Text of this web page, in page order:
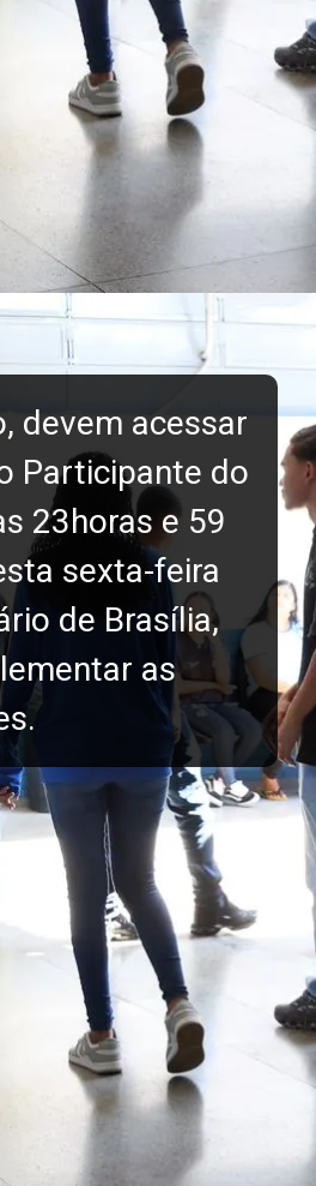
devem acessar
Participante do
23horas e 59
sexta-feira
de Brasília,
as